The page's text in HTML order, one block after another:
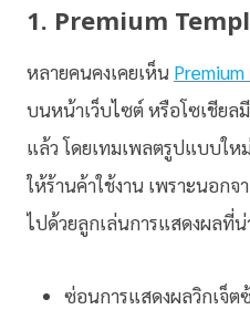
1. Premium
หลายคนคงเคยเห็น
บนหน้าเว็บไซต์ หรือโซเชียล
แล้ว โดยเทมเพลตรูปแบบให
ให้ร้านค้าใช้งาน เพราะนอก
ไปด้วยลูกเล่นการแสดงผลที่น่
ซ่อนการแสดงผลวิกเจ็ต